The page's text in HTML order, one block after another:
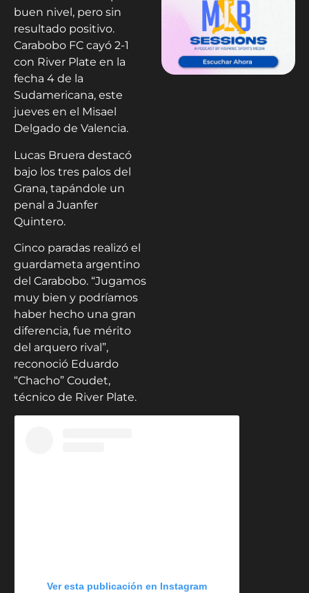
buen nivel, pero sin
resultado positivo.
Carabobo FC cayó 2-1
con River Plate en la
fecha 4 de la
Sudamericana, este
jueves en el Misael
Delgado de Valencia.
Lucas Bruera destacó
bajo los tres palos del
Grana, tapándole un
penal a Juanfer
Quintero.
Cinco paradas realizó el
guardameta argentino
del Carabobo. “Jugamos
muy bien y podríamos
haber hecho una gran
diferencia, fue mérito
del arquero rival”,
reconoció Eduardo
“Chacho” Coudet,
técnico de River Plate.
Ver esta publicación en Instagram